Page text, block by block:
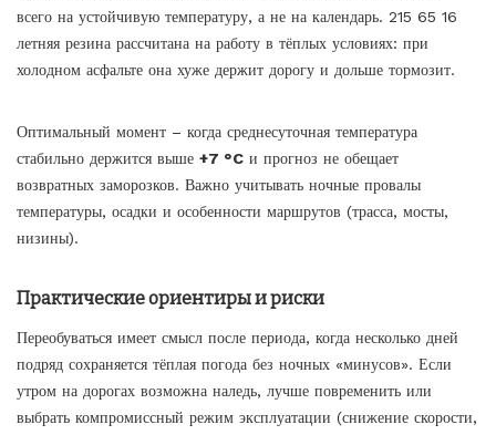
всего на устойчивую температуру, а не на календарь. 215 65 16
летняя резина рассчитана на работу в тёплых условиях: при
холодном асфальте она хуже держит дорогу и дольше тормозит.
Оптимальный момент – когда среднесуточная температура
стабильно держится выше +7 °C и прогноз не обещает
возвратных заморозков. Важно учитывать ночные провалы
температуры, осадки и особенности маршрутов (трасса, мосты,
низины).
Практические ориентиры и риски
Переобуваться имеет смысл после периода, когда несколько дней
подряд сохраняется тёплая погода без ночных «минусов». Если
утром на дорогах возможна наледь, лучше повременить или
выбрать компромиссный режим эксплуатации (снижение скорости,